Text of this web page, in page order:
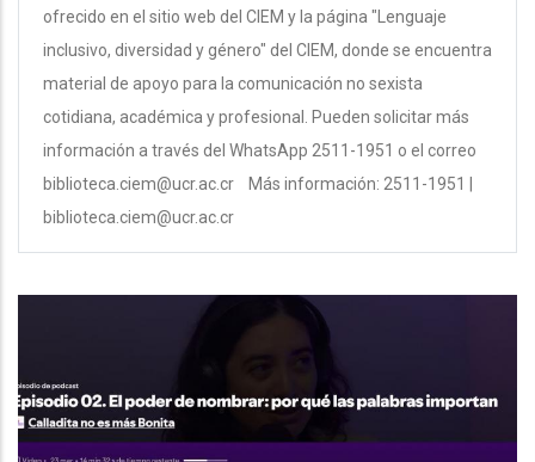
ofrecido en el sitio web del CIEM y la página "Lenguaje
inclusivo, diversidad y género" del CIEM, donde se encuentra
material de apoyo para la comunicación no sexista
cotidiana, académica y profesional. Pueden solicitar más
información a través del WhatsApp 2511-1951 o el correo
biblioteca.ciem@ucr.ac.cr Más información: 2511-1951 |
biblioteca.ciem@ucr.ac.cr